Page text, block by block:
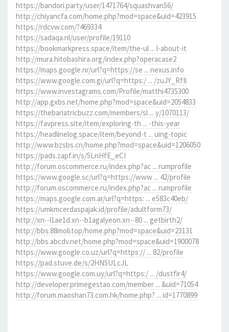
https://bandori.party/user/1471764/squashvan56/
http://chiyancfa.com/home.php?mod=space&uid=423915
https://rdcvw.com/?469334
https://sadaqa.nl/user/profile/19110
https://bookmarkpress.space/item/the-ul ... l-about-it
http://mura.hitobashira.org/index.php?operacase2
https://maps.google.nr/url?q=https://se ... nexus.info
https://www.google.com.gi/url?q=https:/ ... /zuJY_RfIl
https://www.investagrams.com/Profile/matthi4735300
http://app.gxbs.net/home.php?mod=space&uid=2054833
https://thebariatricbuzz.com/members/sl ... y/1070113/
https://favpress.site/item/exploring-th ... -this-year
https://headlinelog.space/item/beyond-t ... uing-topic
http://www.bzsbs.cn/home.php?mod=space&uid=1206050
https://pads.zapf.in/s/5LnHfE_eCI
http://forum.oscommerce.ru/index.php?ac ... rumprofile
https://www.google.sc/url?q=https://www ... 42/profile
http://forum.oscommerce.ru/index.php?ac ... rumprofile
https://maps.google.com.ar/url?q=https: ... e583c40eb/
https://umkmcerdaspajak.id/profile/adultform73/
http://xn--l1ae1d.xn--b1agalyeon.xn--80 ... getbirth2/
http://bbs.88moli.top/home.php?mod=space&uid=23131
http://bbs.abcdv.net/home.php?mod=space&uid=1900078
https://www.google.co.uz/url?q=https:// ... 82/profile
https://pad.stuve.de/s/2HN5ULcJL
https://www.google.com.uy/url?q=https:/ ... /dustfir4/
http://developer.primegestao.com/member ... &uid=71054
http://forum.maoshan73.com.hk/home.php? ... id=1770899